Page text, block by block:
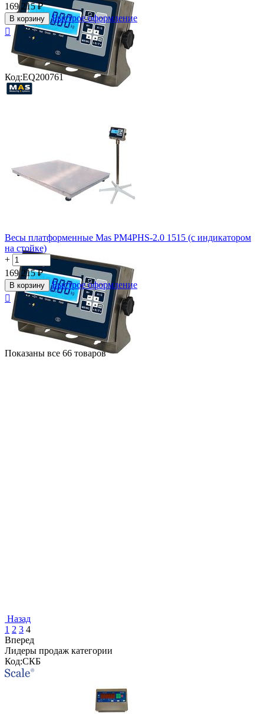
169 215 ₽
В корзину
Быстрое оформление

Код:EQ200761
Весы платформенные Mas PM4PHS-2.0 1515 (с индикатором
на стойке)
+
−
169 215 ₽
В корзину
Быстрое оформление

Показаны все 66 товаров
Назад
1 2 3 4
Вперед
Лидеры продаж категории
Код:СКБ